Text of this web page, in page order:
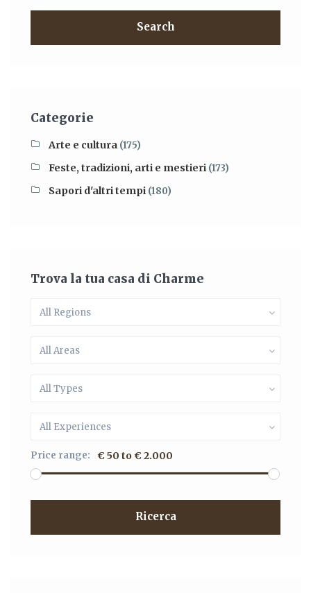
Search
Categorie
Arte e cultura (175)
Feste, tradizioni, arti e mestieri (173)
Sapori d'altri tempi (180)
Trova la tua casa di Charme
All Regions
All Areas
All Types
All Experiences
Price range: € 50 to € 2.000
Ricerca